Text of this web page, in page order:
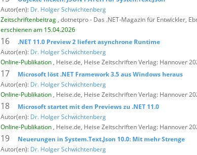
Autor(en): Dr. Holger Schwichtenberg
Zeitschriftenbeitrag , dotnetpro - Das .NET-Magazin für Entwickler,
erschienen am 15.04.2026
16
.NET 11.0 Preview 2 liefert asynchrone Runtime
Autor(en): Dr. Holger Schwichtenberg
Online-Publikation , Heise.de, Heise Zeitschriften Verlag: Hannover
17
Microsoft löst .NET Framework 3.5 aus Windows heraus
Autor(en): Dr. Holger Schwichtenberg
Online-Publikation , Heise.de, Heise Zeitschriften Verlag: Hannover
18
Microsoft startet mit den Previews zu .NET 11.0
Autor(en): Dr. Holger Schwichtenberg
Online-Publikation , Heise.de, Heise Zeitschriften Verlag: Hannover
19
Neuerungen in System.Text.Json 10.0: Mit mehr Strenge
Autor(en): Dr. Holger Schwichtenberg